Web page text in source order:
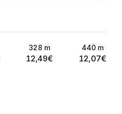
328 m
12,49€
440 m
12,07€